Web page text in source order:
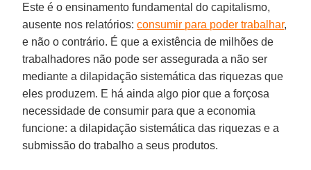
Este é o ensinamento fundamental do capitalismo,
ausente nos relatórios:consumir para poder trabalhar,
e não o contrário. É que a existência de milhões de
trabalhadores não pode ser assegurada a não ser
mediante a dilapidação sistemática das riquezas que
eles produzem. E há ainda algo pior que a forçosa
necessidade de consumir para que a economia
funcione: a dilapidação sistemática das riquezas e a
submissão do trabalho a seus produtos.